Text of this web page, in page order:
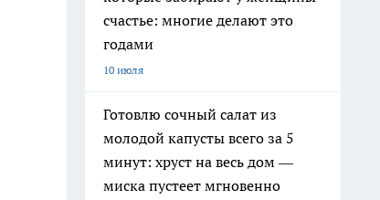
счастье: многие делают это
годами
10 июля
Готовлю сочный салат из
молодой капусты всего за 5
минут: хруст на весь дом —
миска пустеет мгновенно